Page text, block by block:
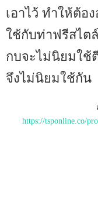
เอาไว้ ทำให้ต้อ
ใช้กับท่าฟรีสไต
กบจะไม่นิยมใช้
จึงไม่นิยมใช้กัน
https://tsponline.co/